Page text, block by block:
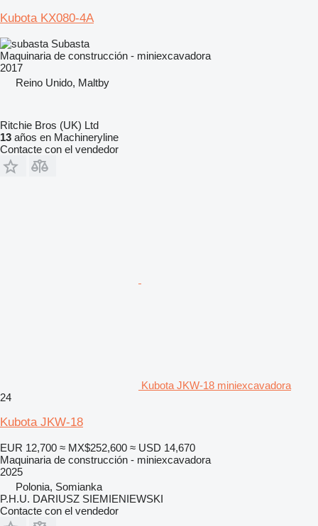
Kubota KX080-4A
Subasta
Maquinaria de construcción - miniexcavadora
2017
Reino Unido, Maltby
Ritchie Bros (UK) Ltd
13 años en Machineryline
Contacte con el vendedor
Kubota JKW-18 miniexcavadora
24
Kubota JKW-18
EUR 12,700 ≈ MX$252,600 ≈ USD 14,670
Maquinaria de construcción - miniexcavadora
2025
Polonia, Somianka
P.H.U. DARIUSZ SIEMIENIEWSKI
Contacte con el vendedor